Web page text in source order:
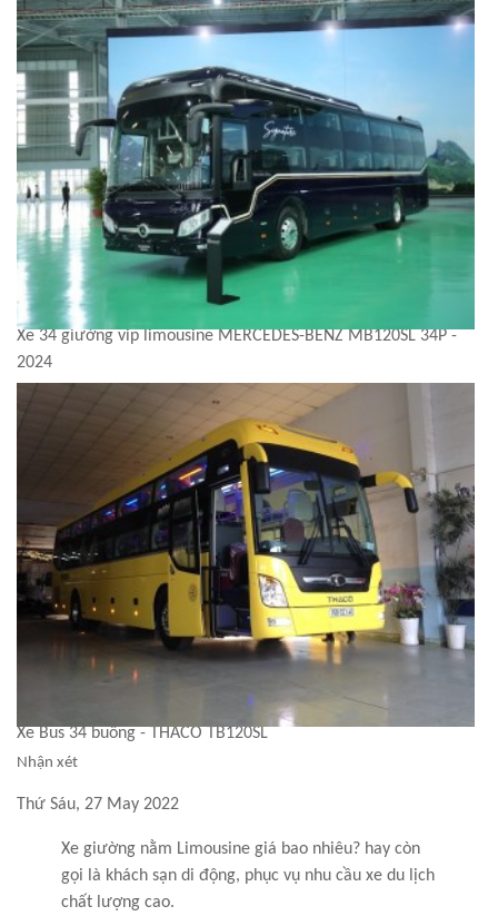
Xe 34 giường vip limousine MERCEDES-BENZ MB120SL 34P -
2024
Xe Bus 34 buồng - THACO TB120SL
Nhận xét
Thứ Sáu, 27 May 2022
Xe giường nằm Limousine giá bao nhiêu? hay còn
gọi là khách sạn di động, phục vụ nhu cầu xe du lịch
chất lượng cao.